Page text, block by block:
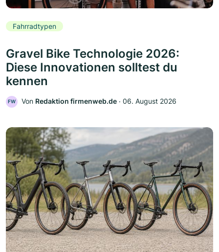
Fahrradtypen
Gravel Bike Technologie 2026:
Diese Innovationen solltest du
kennen
FW Von Redaktion firmenweb.de ‧ 06. August 2026